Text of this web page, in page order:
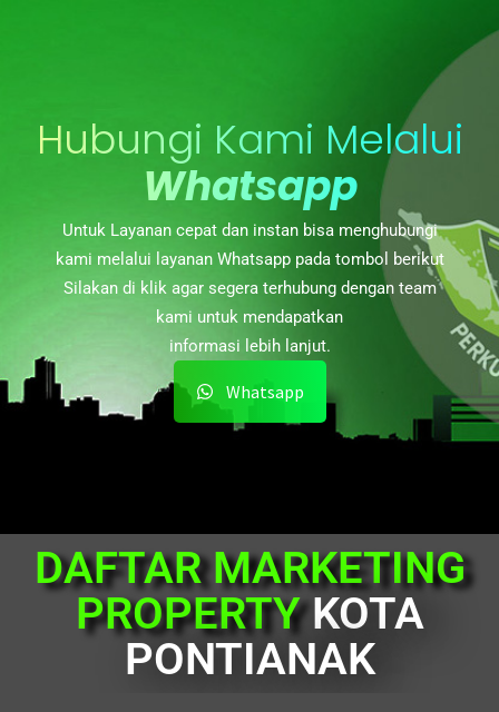
Hubungi Kami Melalui
Whatsapp
Untuk Layanan cepat dan instan bisa menghubungi
kami melalui layanan Whatsapp pada tombol berikut
Silakan di klik agar segera terhubung dengan team
kami untuk mendapatkan
informasi lebih lanjut.
Whatsapp
DAFTAR MARKETING
PROPERTYKOTA
PONTIANAK